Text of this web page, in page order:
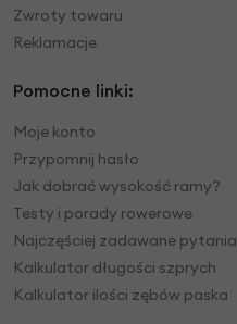
Zwroty towaru
Reklamacje
Pomocne linki:
Moje konto
Przypomnij hasło
Jak dobrać wysokość ramy?
Testy i porady rowerowe
Najczęściej zadawane pytania
Kalkulator długości szprych
Kalkulator ilości zębów paska